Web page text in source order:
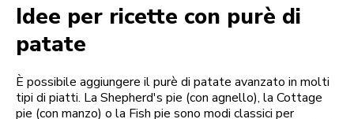
Idee per ricette con purè di
patate
È possibile aggiungere il purè di patate avanzato in molti
tipi di piatti. La Shepherd's pie (con agnello), la Cottage
pie (con manzo) o la Fish pie sono modi classici per